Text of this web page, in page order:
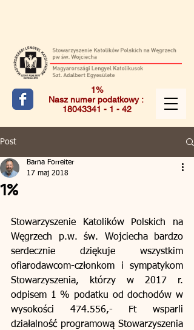
1%
Nasz numer podatkowy :
18043341 - 1 - 42
Post
1%
Barna Forreiter
17 maj 2018
Stowarzyszenie Katolików Polskich na
Węgrzech p.w. św. Wojciecha bardzo
serdecznie dziękuje wszystkim
ofiarodawcom-członkom i sympatykom
Stowarzyszenia, którzy w 2017 r.
odpisem 1 % podatku od dochodów w
wysokości 474.556,- Ft wsparli
działalność programową Stowarzyszenia